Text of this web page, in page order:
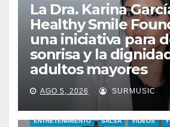
La Dra. Karina
Healthy Smile
una iniciativa para
sonrisa y la
adultos mayores
AGO 5, 2026 SURMUSIC
ENTRETENIMIENTO SALSA VIDEOS